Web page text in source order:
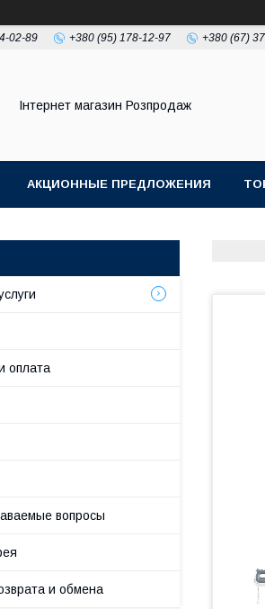
02-89 +380 (95) 178-12-97 +380 (67)
Інтернет магазин Розпродаж
АКЦИОННЫЕ ПРЕДЛОЖЕНИЯ
оплата
вопросы
и обмена